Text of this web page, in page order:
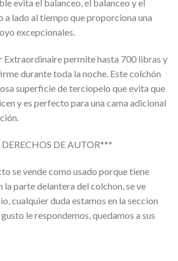
evita el balanceo, el balanceo y el
a lado al tiempo que proporciona una
excepcionales.
Extraordinaire permite hasta 700 libras y
durante toda la noche. Este colchón
superficie de terciopelo que evita que
y es perfecto para una cama adicional
DE AUTOR***
se vende como usado porque tiene
la parte delantera del colchon, se ve
cualquier duda estamos en la seccion
le respondemos, quedamos a sus